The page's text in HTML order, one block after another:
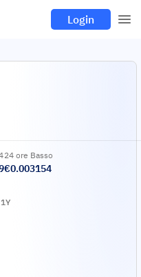
Login
24 ore Basso
€0.003154
1Y